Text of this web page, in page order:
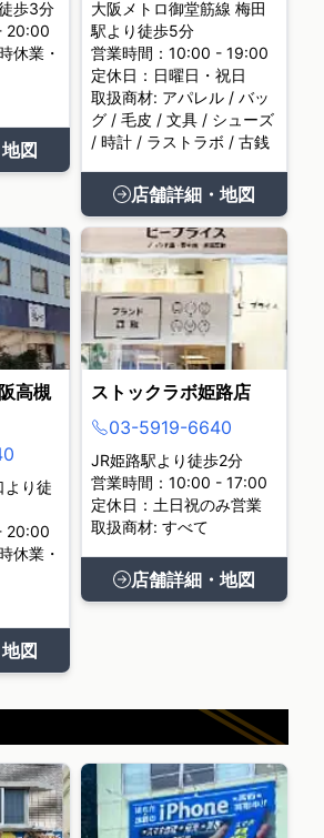
歩3分
20:00
休業・
図
大阪メトロ御堂筋線 梅田
駅より徒歩5分
営業時間：10:00 - 19:00
定休日：日曜日・祝日
取扱商材: アパレル / バッ
グ / 毛皮 / 文具 / シューズ
/ 時計 / ラストラボ / 古銭
店舗詳細・地図
高槻
より徒
20:00
休業・
図
ストックラボ姫路店
03-5919-6640
JR姫路駅より徒歩2分
営業時間：10:00 - 17:00
定休日：土日祝のみ営業
取扱商材: すべて
店舗詳細・地図